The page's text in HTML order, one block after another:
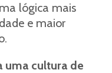
lógica mais
e maior
uma cultura de